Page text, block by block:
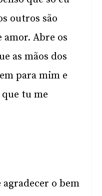
outros são
amor. Abre os
as mãos dos
para mim e
que tu me
o bem